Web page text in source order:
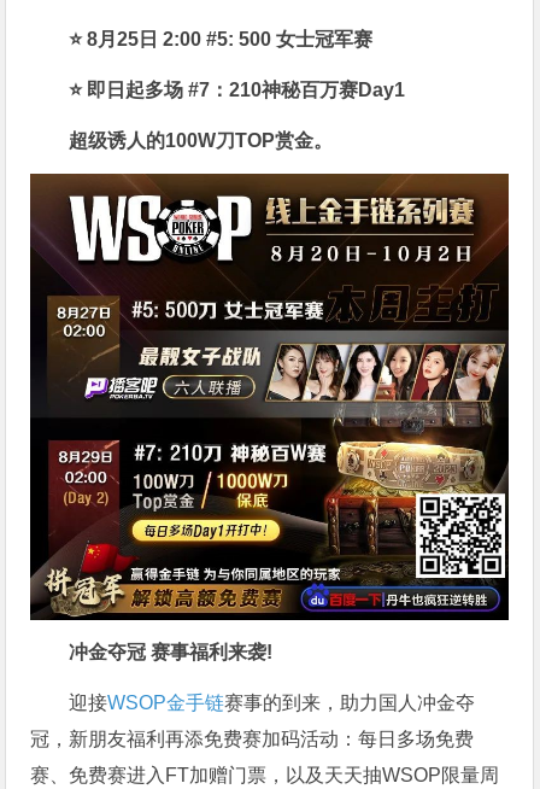
⭐ 8月25日 2:00 #5: 500 女士冠军赛
⭐ 即日起多场 #7：210神秘百万赛Day1
超级诱人的100W刀TOP赏金。
冲金夺冠 赛事福利来袭!
迎接WSOP金手链赛事的到来，助力国人冲金夺
冠，新朋友福利再添免费赛加码活动：每日多场免费
赛、免费赛进入FT加赠门票，以及天天抽WSOP限量周